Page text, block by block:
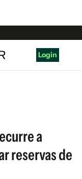
Login
a
reservas de